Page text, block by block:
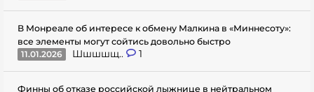
В Монреале об интересе к обмену Малкина в «Миннесоту»:
все элементы могут сойтись довольно быстро
11.01.2026
Шшшшщ.. 1
Финны об отказе российской лыжнице в нейтральном